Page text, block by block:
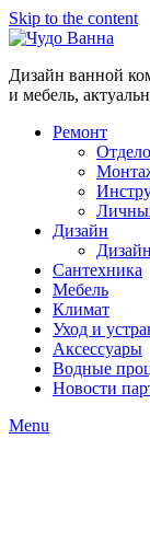
Skip to the content
Дизайн ванной
и мебель,
Ремонт
Дизайн
Сантехника
Мебель
Климат
Уход и
Аксессуары
Водные
Новости
Menu